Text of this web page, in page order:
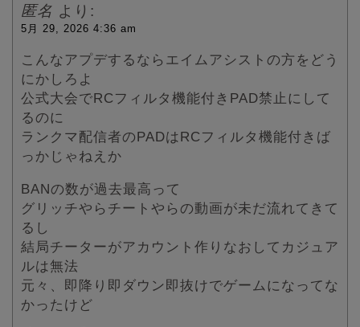
匿名 より:
5月 29, 2026 4:36 am
こんなアプデするならエイムアシストの方をどう
にかしろよ
公式大会でRCフィルタ機能付きPAD禁止にして
るのに
ランクマ配信者のPADはRCフィルタ機能付きば
っかじゃねえか
BANの数が過去最高って
グリッチやらチートやらの動画が未だ流れてきて
るし
結局チーターがアカウント作りなおしてカジュア
ルは無法
元々、即降り即ダウン即抜けでゲームになってな
かったけど